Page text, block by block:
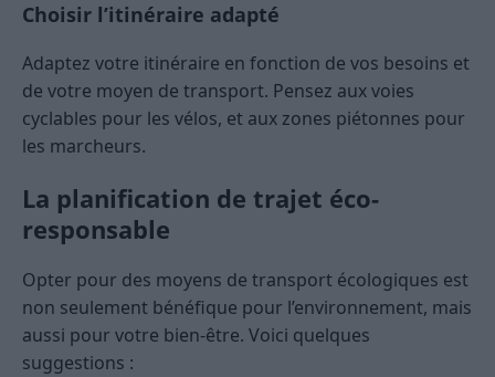
Choisir l’itinéraire adapté
Adaptez votre itinéraire en fonction de vos besoins et
de votre moyen de transport. Pensez aux voies
cyclables pour les vélos, et aux zones piétonnes pour
les marcheurs.
La planification de trajet éco-
responsable
Opter pour des moyens de transport écologiques est
non seulement bénéfique pour l’environnement, mais
aussi pour votre bien-être. Voici quelques
suggestions :